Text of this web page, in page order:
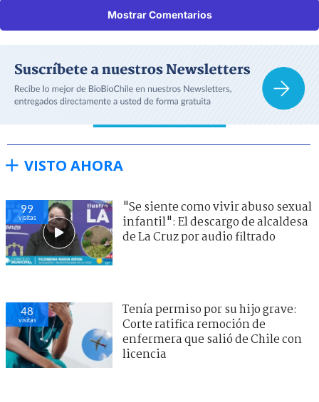
Mostrar Comentarios
VISTO AHORA
99
visitas
"Se siente como vivir abuso sexual
infantil": El descargo de alcaldesa
de La Cruz por audio filtrado
48
visitas
Tenía permiso por su hijo grave:
Corte ratifica remoción de
enfermera que salió de Chile con
licencia